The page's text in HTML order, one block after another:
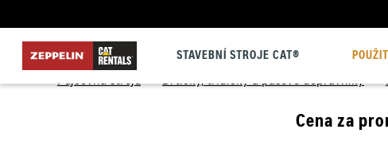
STAVEBNÍ STROJE CAT®
Půjčovna strojů > Drtičky, třídičky a pásové dopravníky >
Cena za